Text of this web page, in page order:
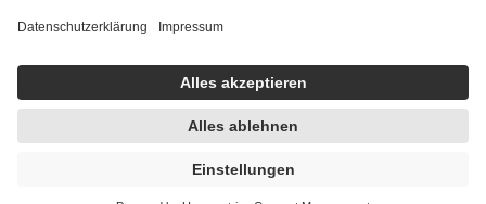
Einholung von Bewertungen. Trusted Shops hat Maßnahmen
getroffen, um sicherzustellen, dass es sich um echte Bewertungen
handelt. Mehr Informationen findest du hier:
https://help.etrusted.com/hc/de/articles/4419944605341